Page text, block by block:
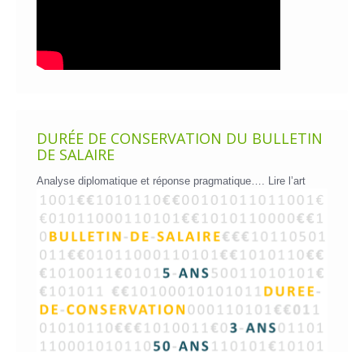
DURÉE DE CONSERVATION DU BULLETIN
DE SALAIRE
Analyse diplomatique et réponse pragmatique…. Lire l’art